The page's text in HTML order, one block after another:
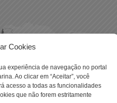
Cookies
experiência de navegação no portal
Ao clicar em “Aceitar”, você
acesso a todas as funcionalidades
que não forem estritamente